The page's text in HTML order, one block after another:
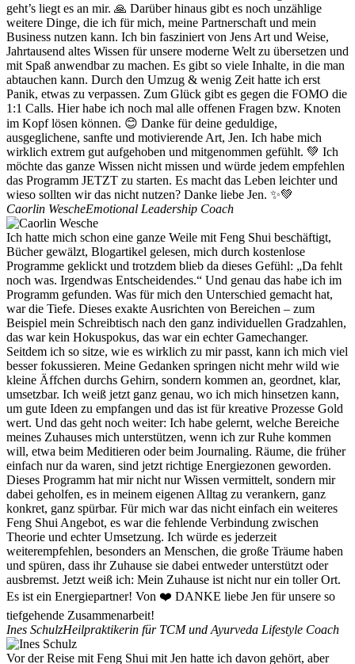
geht’s liegt es an mir. 🙏 Darüber hinaus gibt es noch unzählige
weitere Dinge, die ich für mich, meine Partnerschaft und mein
Business nutzen kann. Ich bin fasziniert von Jens Art und Weise,
Jahrtausend altes Wissen für unsere moderne Welt zu übersetzen und
mit Spaß anwendbar zu machen. Es gibt so viele Inhalte, in die man
abtauchen kann. Durch den Umzug & wenig Zeit hatte ich erst
Panik, etwas zu verpassen. Zum Glück gibt es gegen die FOMO die
1:1 Calls. Hier habe ich noch mal alle offenen Fragen bzw. Knoten
im Kopf lösen können. 😊 Danke für deine geduldige,
ausgeglichene, sanfte und motivierende Art, Jen. Ich habe mich
wirklich extrem gut aufgehoben und mitgenommen gefühlt. 💚 Ich
möchte das ganze Wissen nicht missen und würde jedem empfehlen
das Programm JETZT zu starten. Es macht das Leben leichter und
wieso sollten wir das nicht nutzen? Danke liebe Jen. ✨💚
Caorlin WescheEmotional Leadership Coach
Ich hatte mich schon eine ganze Weile mit Feng Shui beschäftigt,
Bücher gewälzt, Blogartikel gelesen, mich durch kostenlose
Programme geklickt und trotzdem blieb da dieses Gefühl: „Da fehlt
noch was. Irgendwas Entscheidendes.“ Und genau das habe ich im
Programm gefunden. Was für mich den Unterschied gemacht hat,
war die Tiefe. Dieses exakte Ausrichten von Bereichen – zum
Beispiel mein Schreibtisch nach den ganz individuellen Gradzahlen,
das war kein Hokuspokus, das war ein echter Gamechanger.
Seitdem ich so sitze, wie es wirklich zu mir passt, kann ich mich viel
besser fokussieren. Meine Gedanken springen nicht mehr wild wie
kleine Äffchen durchs Gehirn, sondern kommen an, geordnet, klar,
umsetzbar. Ich weiß jetzt ganz genau, wo ich mich hinsetzen kann,
um gute Ideen zu empfangen und das ist für kreative Prozesse Gold
wert. Und das geht noch weiter: Ich habe gelernt, welche Bereiche
meines Zuhauses mich unterstützen, wenn ich zur Ruhe kommen
will, etwa beim Meditieren oder beim Journaling. Räume, die früher
einfach nur da waren, sind jetzt richtige Energiezonen geworden.
Dieses Programm hat mir nicht nur Wissen vermittelt, sondern mir
dabei geholfen, es in meinem eigenen Alltag zu verankern, ganz
konkret, ganz spürbar. Für mich war das nicht einfach ein weiteres
Feng Shui Angebot, es war die fehlende Verbindung zwischen
Theorie und echter Umsetzung. Ich würde es jederzeit
weiterempfehlen, besonders an Menschen, die große Träume haben
und spüren, dass ihr Zuhause sie dabei entweder unterstützt oder
ausbremst. Jetzt weiß ich: Mein Zuhause ist nicht nur ein toller Ort.
Es ist ein Energiepartner! Von ❤️ DANKE liebe Jen für unsere so
tiefgehende Zusammenarbeit!
Ines SchulzHeilpraktikerin für TCM und Ayurveda Lifestyle Coach
Vor der Reise mit Feng Shui mit Jen hatte ich davon gehört, aber